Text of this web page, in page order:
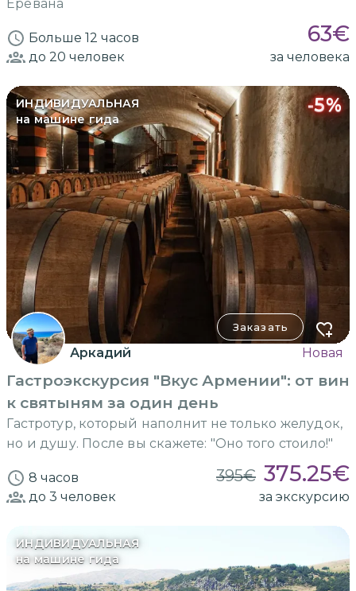
Еревана
Больше 12 часов 63€
до 20 человек за человека
ИНДИВИДУАЛЬНАЯ
на машине гида
-5%
Заказать
Аркадий Новая
Гастроэкскурсия "Вкус Армении": от вин
к святыням за один день
Гастротур, который наполнит не только желудок,
но и душу. После вы скажете: "Оно того стоило!"
8 часов 395€ 375.25€
до 3 человек за экскурсию
ИНДИВИДУАЛЬНАЯ
на машине гида